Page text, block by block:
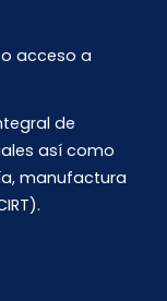
acceso a
de
así como
manufactura